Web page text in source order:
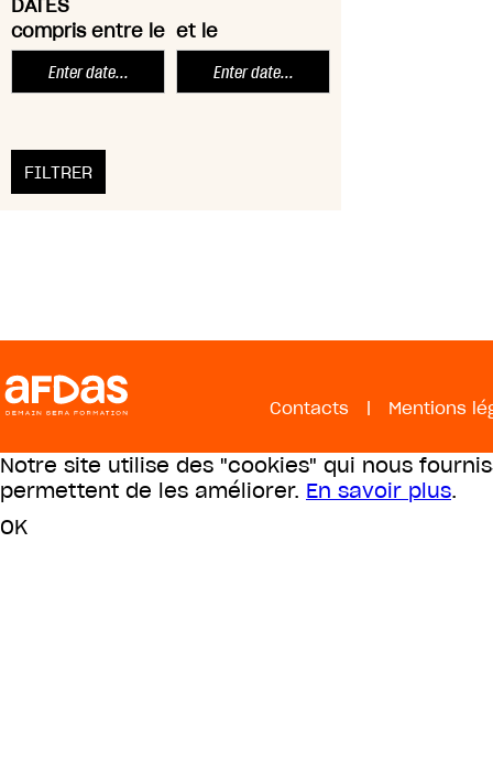
DATES
compris entre le et le
Contacts Mentions
Notre site utilise des "cookies" qui nous
permettent de les améliorer. En savoir plus.
OK